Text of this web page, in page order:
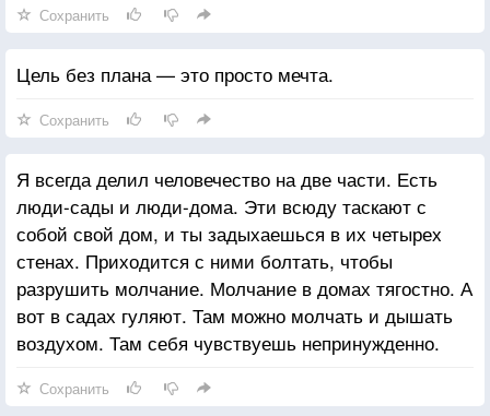
Сохранить
Цель без плана — это просто мечта.
Сохранить
Я всегда делил человечество на две части. Есть
люди-сады и люди-дома. Эти всюду таскают с
собой свой дом, и ты задыхаешься в их четырех
стенах. Приходится с ними болтать, чтобы
разрушить молчание. Молчание в домах тягостно. А
вот в садах гуляют. Там можно молчать и дышать
воздухом. Там себя чувствуешь непринужденно.
Сохранить